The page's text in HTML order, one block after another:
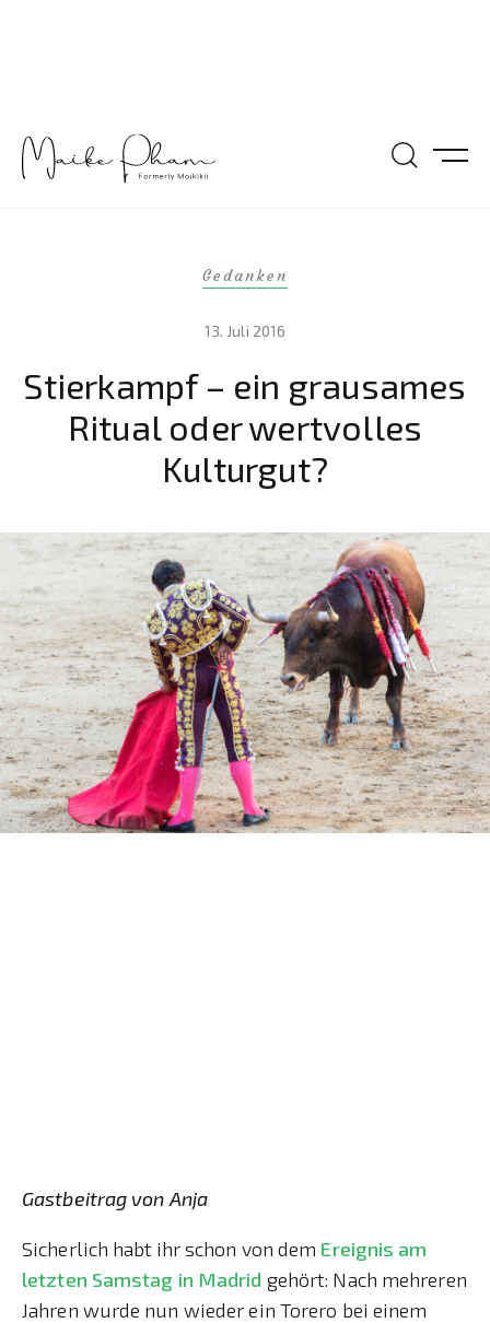
Gedanken
13. Juli 2016
Stierkampf – ein grausames
Ritual oder wertvolles
Kulturgut?
Gastbeitrag von Anja
Sicherlich habt ihr schon von dem Ereignis am
letzten Samstag in Madrid gehört: Nach mehreren
Jahren wurde nun wieder ein Torero bei einem